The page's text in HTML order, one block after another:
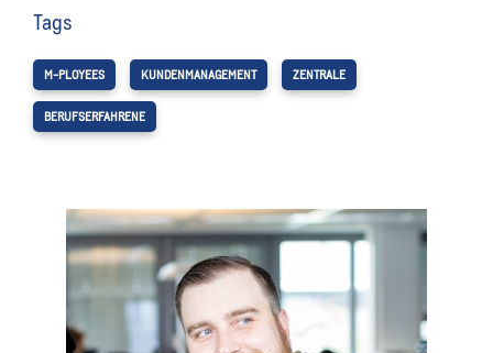
Tags
M-PLOYEES KUNDENMANAGEMENT ZENTRALE
BERUFSERFAHRENE